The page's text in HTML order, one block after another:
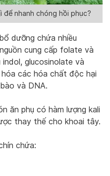
để nhanh chóng hồi phục?
dưỡng chứa nhiều
cung cấp folate và
glucosinolate và
các hóa chất độc hại
và DNA.
ăn phụ có hàm lượng kali
thay thế cho khoai tây.
chứa: